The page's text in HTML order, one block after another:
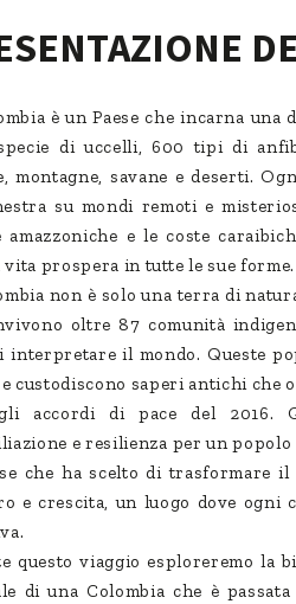
è un Paese che incarna
di uccelli, 600 tipi di
montagne, savane e deserti.
su mondi remoti e
amazzoniche e le coste
vita prospera in tutte le sue forme.
non è solo una terra di
oltre 87 comunità
interpretare il mondo. Queste
custodiscono saperi antichi che
accordi di pace del 2016.
e resilienza per un
che ha scelto di trasformare
e crescita, un luogo dove ogni
questo viaggio esploreremo la
di una Colombia che è